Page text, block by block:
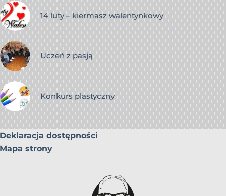
14 luty – kiermasz walentynkowy
Uczeń z pasją
Konkurs plastyczny
Deklaracja dostępności
Mapa strony